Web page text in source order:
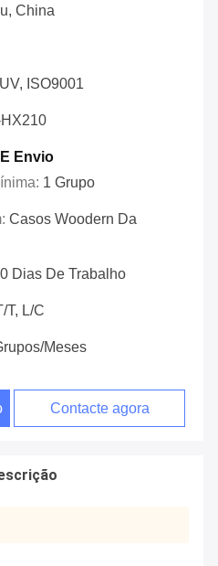
China
ISO9001
Envio
1 Grupo
Casos Woodern Da
Dias De Trabalho
T, L/C
meses
Contacte agora